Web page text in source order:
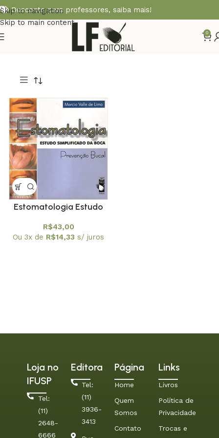
Skip to navigation
Skip to main content
Desconto para professores, saiba mais!
0
Estomatologia Estudo
Prevenção Bucal
R$43,00
Ou 3x de R$14,33 s/ juros
Loja no
IFUSP
Tel:
(11)
2648-
6666
Editora
Tel:
(11)
3936-
3413
Página
Home
Quem
Somos
Contato
Links
Livros
Política de
Privacidade
Trocas e